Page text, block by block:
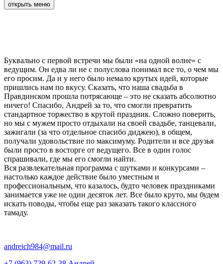
открыть меню
Буквально с первой встречи мы были «на одной волне» с
ведущим. Он едва ли не с полуслова понимал все то, о чем мы
его просим. Да и у него было немало крутых идей, которые
пришлись нам по вкусу. Сказать, что наша свадьба в
Правдинском прошла потрясающе – это не сказать абсолютно
ничего! Спасибо, Андрей за то, что смогли превратить
стандартное торжество в крутой праздник. Сложно поверить,
но мы с мужем просто отдыхали на своей свадьбе, танцевали,
зажигали (за что отдельное спасибо диджею), в общем,
получали удовольствие по максимуму. Родители и все друзья
были просто в восторге от ведущего. Все в один голос
спрашивали, где мы его смогли найти.
Вся развлекательная программа с шутками и конкурсами –
настолько каждое действие было уместным и
профессиональным, что казалось, будто человек праздниками
занимается уже не один десяток лет. Все было круто, мы будем
искать поводы, чтобы еще раз заказать такого классного
тамаду.
andreich984@mail.ru